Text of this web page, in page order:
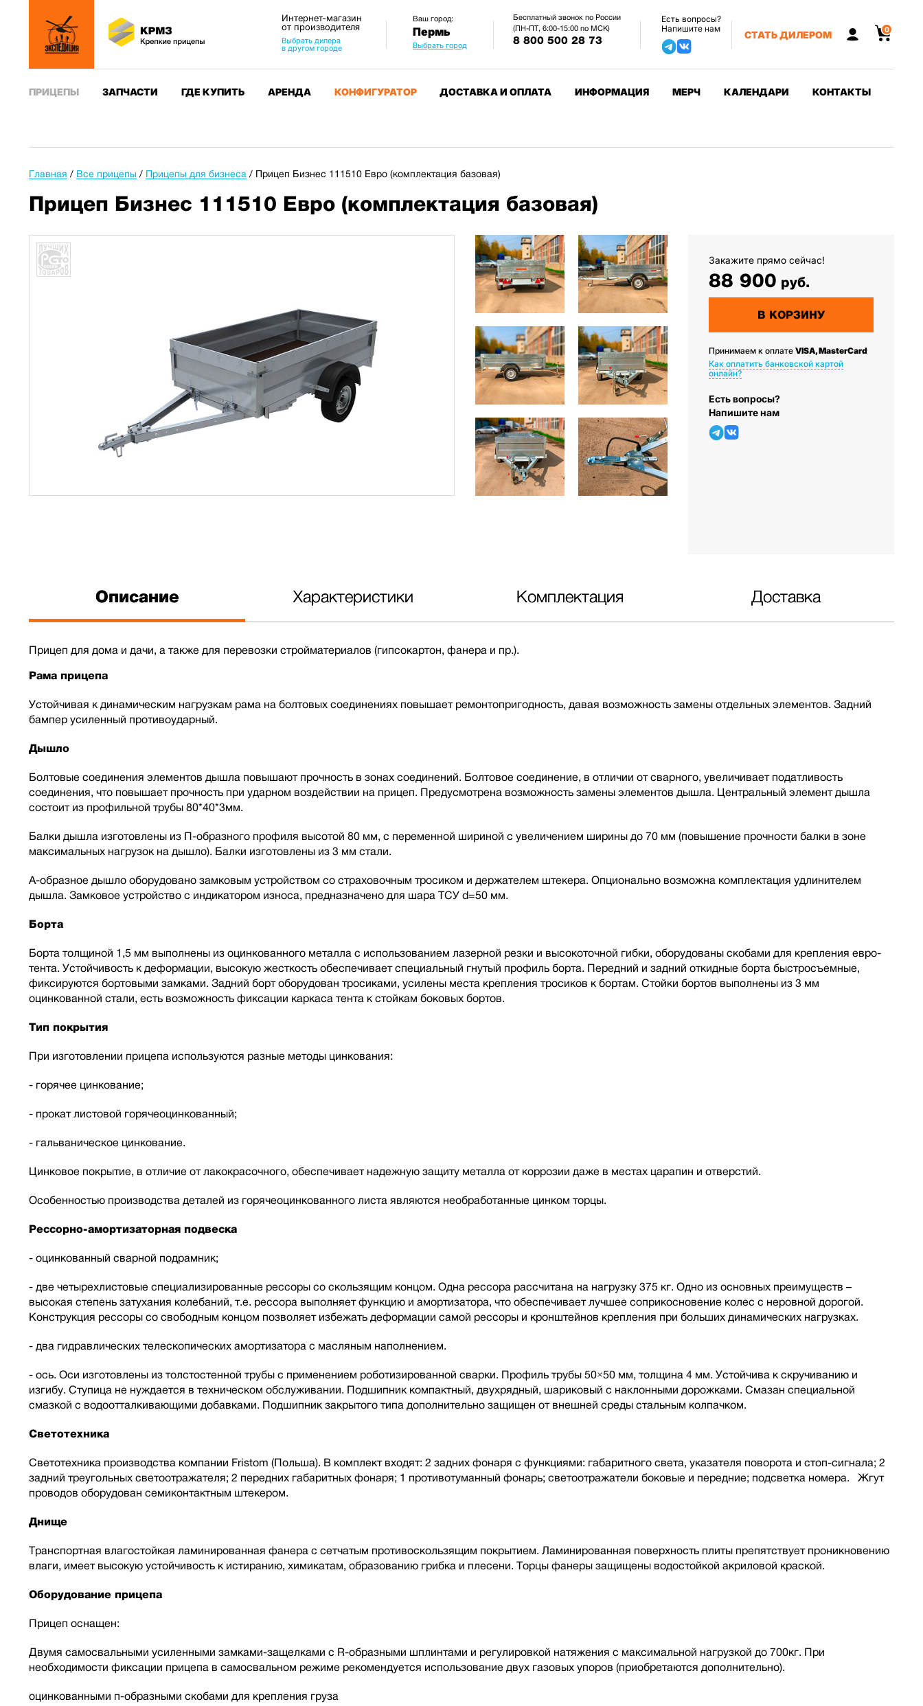
Интернет-магазин
от производителя
Выбрать дилера
в другом городе
Ваш город:
Пермь
Выбрать город
Бесплатный звонок по России
(ПН-ПТ, 6:00-15:00 по МСК)
8 800 500 28 73
Есть вопросы?
Напишите нам
СТАТЬ ДИЛЕРОМ 0
ПРИЦЕПЫ ЗАПЧАСТИ ГДЕ КУПИТЬ АРЕНДА КОНФИГУРАТОР ДОСТАВКА И ОПЛАТА ИНФОРМАЦИЯ МЕРЧ КАЛЕНДАРИ КОНТАКТЫ
Главная / Все прицепы / Прицепы для бизнеса / Прицеп Бизнес 111510 Евро (комплектация базовая)
Прицеп Бизнес 111510 Евро (комплектация базовая)
Закажите прямо сейчас!
88 900 руб.
В КОРЗИНУ
Принимаем к оплате VISA, MasterCard
Как оплатить банковской картой
онлайн?
Есть вопросы?
Напишите нам
Описание Характеристики Комплектация Доставка
Прицеп для дома и дачи, а также для перевозки стройматериалов (гипсокартон, фанера и пр.).
Рама прицепа
Устойчивая к динамическим нагрузкам рама на болтовых соединениях повышает ремонтопригодность, давая возможность замены отдельных элементов. Задний
бампер усиленный противоударный.
Дышло
Болтовые соединения элементов дышла повышают прочность в зонах соединений. Болтовое соединение, в отличии от сварного, увеличивает податливость
соединения, что повышает прочность при ударном воздействии на прицеп. Предусмотрена возможность замены элементов дышла. Центральный элемент дышла
состоит из профильной трубы 80*40*3мм.
Балки дышла изготовлены из П-образного профиля высотой 80 мм, с переменной шириной с увеличением ширины до 70 мм (повышение прочности балки в зоне
максимальных нагрузок на дышло). Балки изготовлены из 3 мм стали.
А-образное дышло оборудовано замковым устройством со страховочным тросиком и держателем штекера. Опционально возможна комплектация удлинителем
дышла. Замковое устройство с индикатором износа, предназначено для шара ТСУ d=50 мм.
Борта
Борта толщиной 1,5 мм выполнены из оцинкованного металла с использованием лазерной резки и высокоточной гибки, оборудованы скобами для крепления евро-
тента. Устойчивость к деформации, высокую жесткость обеспечивает специальный гнутый профиль борта. Передний и задний откидные борта быстросъемные,
фиксируются бортовыми замками. Задний борт оборудован тросиками, усилены места крепления тросиков к бортам. Стойки бортов выполнены из 3 мм
оцинкованной стали, есть возможность фиксации каркаса тента к стойкам боковых бортов.
Тип покрытия
При изготовлении прицепа используются разные методы цинкования:
- горячее цинкование;
- прокат листовой горячеоцинкованный;
- гальваническое цинкование.
Цинковое покрытие, в отличие от лакокрасочного, обеспечивает надежную защиту металла от коррозии даже в местах царапин и отверстий.
Особенностью производства деталей из горячеоцинкованного листа являются необработанные цинком торцы.
Рессорно-амортизаторная подвеска
- оцинкованный сварной подрамник;
- две четырехлистовые специализированные рессоры со скользящим концом. Одна рессора рассчитана на нагрузку 375 кг. Одно из основных преимуществ –
высокая степень затухания колебаний, т.е. рессора выполняет функцию и амортизатора, что обеспечивает лучшее соприкосновение колес с неровной дорогой.
Конструкция рессоры со свободным концом позволяет избежать деформации самой рессоры и кронштейнов крепления при больших динамических нагрузках.
- два гидравлических телескопических амортизатора с масляным наполнением.
- ось. Оси изготовлены из толстостенной трубы с применением роботизированной сварки. Профиль трубы 50×50 мм, толщина 4 мм. Устойчива к скручиванию и
изгибу. Ступица не нуждается в техническом обслуживании. Подшипник компактный, двухрядный, шариковый с наклонными дорожками. Смазан специальной
смазкой с водоотталкивающими добавками. Подшипник закрытого типа дополнительно защищен от внешней среды стальным колпачком.
Светотехника
Светотехника производства компании Fristom (Польша). В комплект входят: 2 задних фонаря с функциями: габаритного света, указателя поворота и стоп-сигнала; 2
задний треугольных светоотражателя; 2 передних габаритных фонаря; 1 противотуманный фонарь; светоотражатели боковые и передние; подсветка номера. Жгут
проводов оборудован семиконтактным штекером.
Днище
Транспортная влагостойкая ламинированная фанера с сетчатым противоскользящим покрытием. Ламинированная поверхность плиты препятствует проникновению
влаги, имеет высокую устойчивость к истиранию, химикатам, образованию грибка и плесени. Торцы фанеры защищены водостойкой акриловой краской.
Оборудование прицепа
Прицеп оснащен:
Двумя самосвальными усиленными замками-защелками с R-образными шплинтами и регулировкой натяжения с максимальной нагрузкой до 700кг. При
необходимости фиксации прицепа в самосвальном режиме рекомендуется использование двух газовых упоров (приобретаются дополнительно).
оцинкованными п-образными скобами для крепления груза